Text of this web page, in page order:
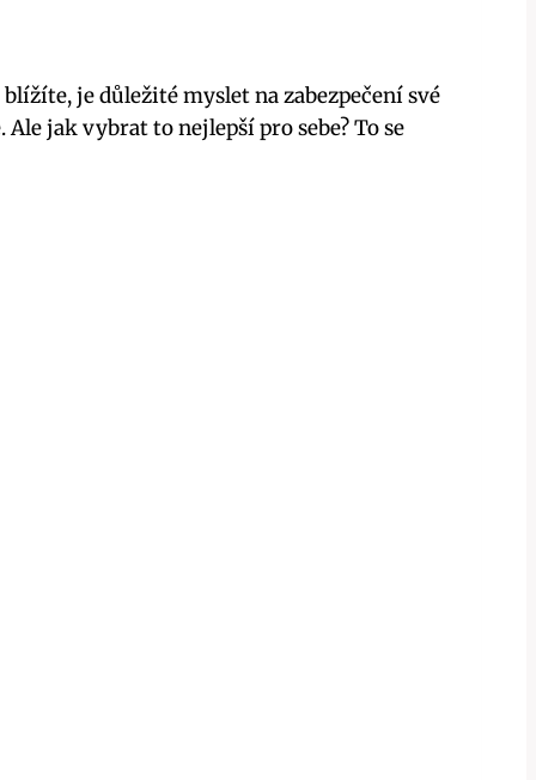
je důležité myslet na zabezpečení své
jak vybrat to nejlepší pro sebe? To se